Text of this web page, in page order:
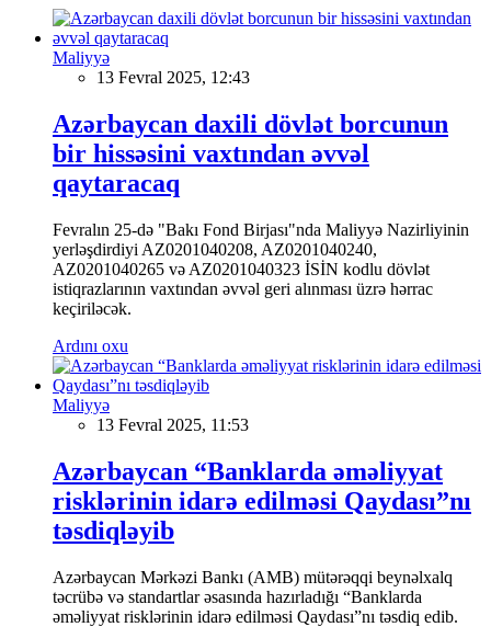
Maliyyə
13 Fevral 2025, 12:43
Azərbaycan daxili dövlət borcunun
bir hissəsini vaxtından əvvəl
qaytaracaq
Fevralın 25-də "Bakı Fond Birjası"nda Maliyyə Nazirliyinin
yerləşdirdiyi AZ0201040208, AZ0201040240,
AZ0201040265 və AZ0201040323 İSİN kodlu dövlət
istiqrazlarının vaxtından əvvəl geri alınması üzrə hərrac
keçiriləcək.
Ardını oxu
Maliyyə
13 Fevral 2025, 11:53
Azərbaycan “Banklarda əməliyyat
risklərinin idarə edilməsi Qaydası”nı
təsdiqləyib
Azərbaycan Mərkəzi Bankı (AMB) mütərəqqi beynəlxalq
təcrübə və standartlar əsasında hazırladığı “Banklarda
əməliyyat risklərinin idarə edilməsi Qaydası”nı təsdiq edib.